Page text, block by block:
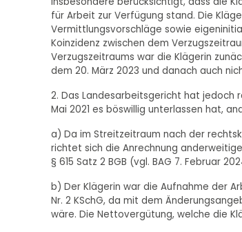
für Arbeit zur Verfügung stand. Die
Vermittlungsvorschläge sowie
Koinzidenz zwischen dem
Verzugszeitraums war die Klägerin
dem 20. März 2023 und danach auch
2. Das Landesarbeitsgericht hat jedoch
Mai 2021 es böswillig unterlassen hat,
a) Da im Streitzeitraum nach der
richtet sich die Anrechnung
§ 615 Satz 2 BGB (vgl. BAG 7. Februar
b) Der Klägerin war die Aufnahme der
Nr. 2 KSchG, da mit dem
wäre. Die Nettovergütung, welche die